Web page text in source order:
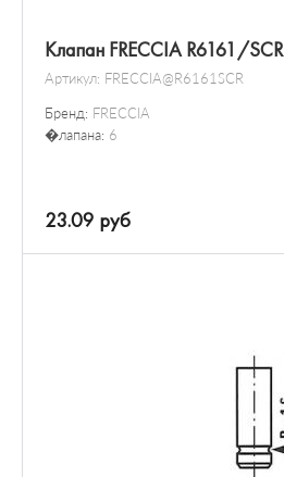
Клапан FRECCIA R6161/SCR
Артикул: FRECCIA@R6161SCR
Бренд: FRECCIA
�лапана: 6
23.09 руб